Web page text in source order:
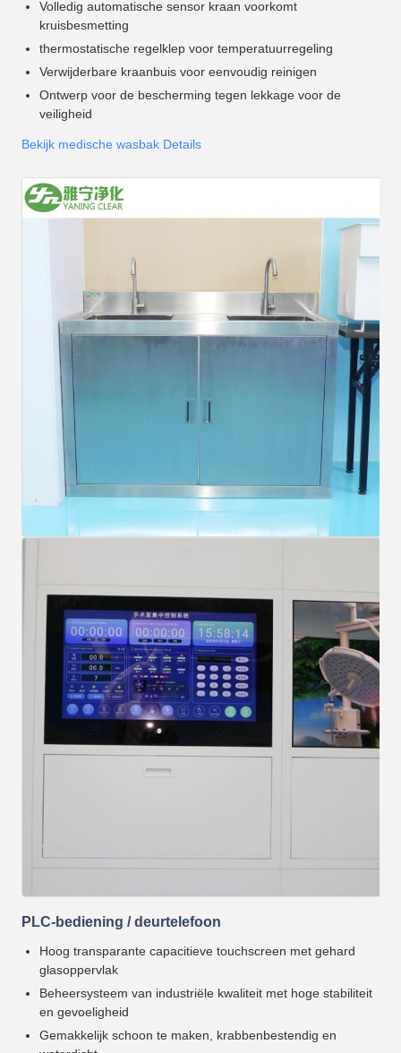
Volledig automatische sensor kraan voorkomt
kruisbesmetting
thermostatische regelklep voor temperatuurregeling
Verwijderbare kraanbuis voor eenvoudig reinigen
Ontwerp voor de bescherming tegen lekkage voor de
veiligheid
Bekijk medische wasbak Details
PLC-bediening / deurtelefoon
Hoog transparante capacitieve touchscreen met gehard
glasoppervlak
Beheersysteem van industriële kwaliteit met hoge stabiliteit
en gevoeligheid
Gemakkelijk schoon te maken, krabbenbestendig en